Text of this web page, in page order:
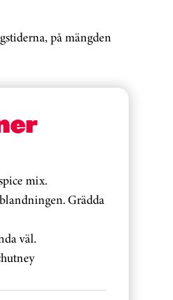
på mängden
mix.
Grädda
väl.